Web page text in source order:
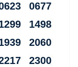
0677
1498
2060
2300